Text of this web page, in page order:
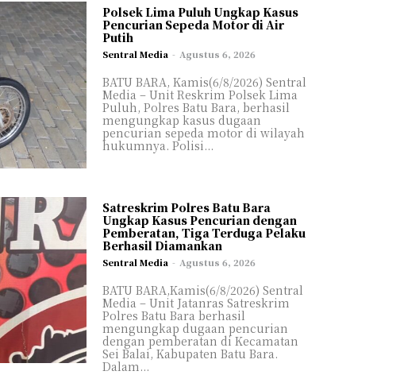
KAMI
KAMI
Polsek Lima Puluh Ungkap Kasus
Pencurian Sepeda Motor di Air
Putih
Sentral Media - Agustus 6, 2026
BATU BARA, Kamis(6/8/2026) Sentral
Media – Unit Reskrim Polsek Lima
Puluh, Polres Batu Bara, berhasil
mengungkap kasus dugaan
pencurian sepeda motor di wilayah
hukumnya. Polisi...
Satreskrim Polres Batu Bara
Ungkap Kasus Pencurian dengan
Pemberatan, Tiga Terduga Pelaku
Berhasil Diamankan
Sentral Media - Agustus 6, 2026
BATU BARA,Kamis(6/8/2026) Sentral
Media – Unit Jatanras Satreskrim
Polres Batu Bara berhasil
mengungkap dugaan pencurian
dengan pemberatan di Kecamatan
Sei Balai, Kabupaten Batu Bara.
Dalam...